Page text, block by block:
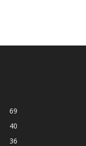
69
40
36